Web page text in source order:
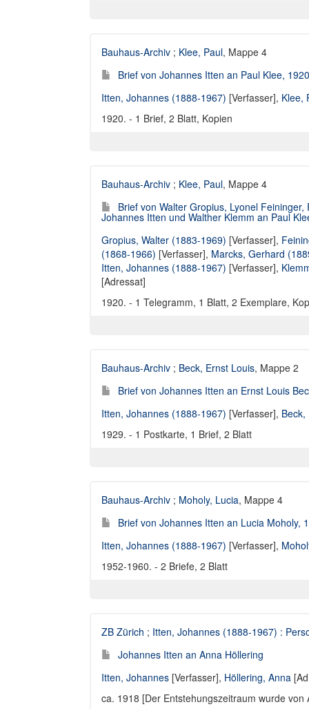
Bauhaus-Archiv ; Klee, Paul, Mappe 4
Brief von Johannes Itten an Paul Klee, 1920
Itten, Johannes (1888-1967) [Verfasser], Klee,
1920. - 1 Brief, 2 Blatt, Kopien
Bauhaus-Archiv ; Klee, Paul, Mappe 4
Brief von Walter Gropius, Lyonel
Johannes Itten und Walther Klemm an Paul
Gropius, Walter (1883-1969) [Verfasser],
(1868-1966) [Verfasser], Marcks, Gerhard
Itten, Johannes (1888-1967) [Verfasser],
[Adressat]
1920. - 1 Telegramm, 1 Blatt, 2 Exemplare,
Bauhaus-Archiv ; Beck, Ernst Louis, Mappe 2
Brief von Johannes Itten an Ernst Louis
Itten, Johannes (1888-1967) [Verfasser],
1929. - 1 Postkarte, 1 Brief, 2 Blatt
Bauhaus-Archiv ; Moholy, Lucia, Mappe 4
Brief von Johannes Itten an Lucia Moholy,
Itten, Johannes (1888-1967) [Verfasser],
1952-1960. - 2 Briefe, 2 Blatt
ZB Zürich ; Itten, Johannes (1888-1967) :
Johannes Itten an Anna Höllering
Itten, Johannes [Verfasser], Höllering, Anna
ca. 1918 [Der Entstehungszeitraum wurde